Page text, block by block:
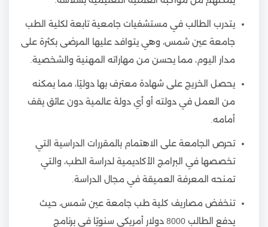
يتدرب الطالب في مستشفيات جامعية تابعة لكلية الطب
جامعة عين شمس، وهي يتوافد عليها المرضى بكثرة على
مدار اليوم، مما يحسن من مهاراته المهنية والشخصية.
يحصل الخريج على شهادة معترف بها دوليًا، مما يمكنه
من العمل في دولته أو أي دولة عالمية دون عائق يقف
أمامه.
تحرص الجامعة على الاهتمام بالمقررات الدراسية التي
تخصصها في البرامج الأكاديمية لدراسة الطب، والتي
تمنحه المعرفة العميقة في مجال الدراسة.
تنخفض مصاريف كلية طب جامعة عين شمس، حيث
يدفع الطالب 8000 دولار أمريكي سنويًا في برنامج